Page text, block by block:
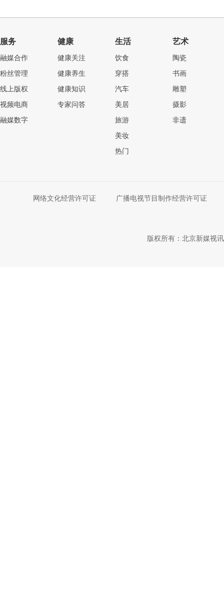
服务
融媒合作
粉丝管理
线上版权
视频电商
融媒数字
健康
健康关注
健康养生
健康知识
专家问答
生活
饮食
穿搭
汽车
美居
旅游
美妆
热门
艺术
陶瓷
书画
雕塑
摄影
非遗
网络文化经营许可证 广播电视节目制作经营许可证
版权所有：北京新媒